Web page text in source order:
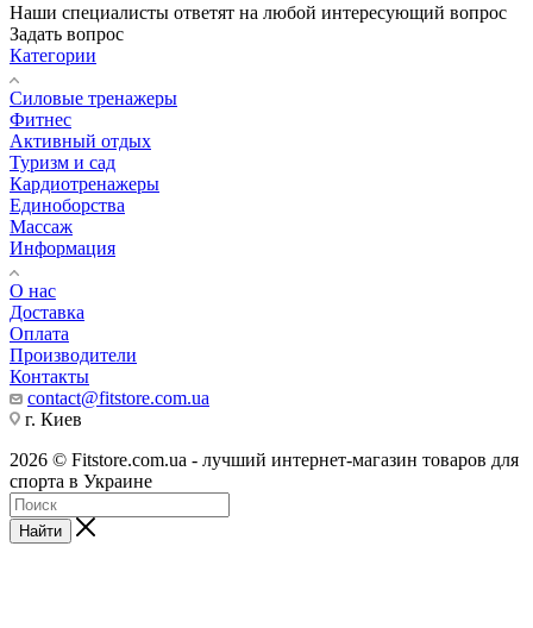
Наши специалисты ответят на любой интересующий вопрос
Задать вопрос
Категории
Силовые тренажеры
Фитнес
Активный отдых
Туризм и сад
Кардиотренажеры
Единоборства
Массаж
Информация
О нас
Доставка
Оплата
Производители
Контакты
contact@fitstore.com.ua
г. Киев
2026 © Fitstore.com.ua - лучший интернет-магазин товаров для
спорта в Украине
Найти